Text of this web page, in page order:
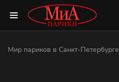
Мир париков в Санкт-Петербурге